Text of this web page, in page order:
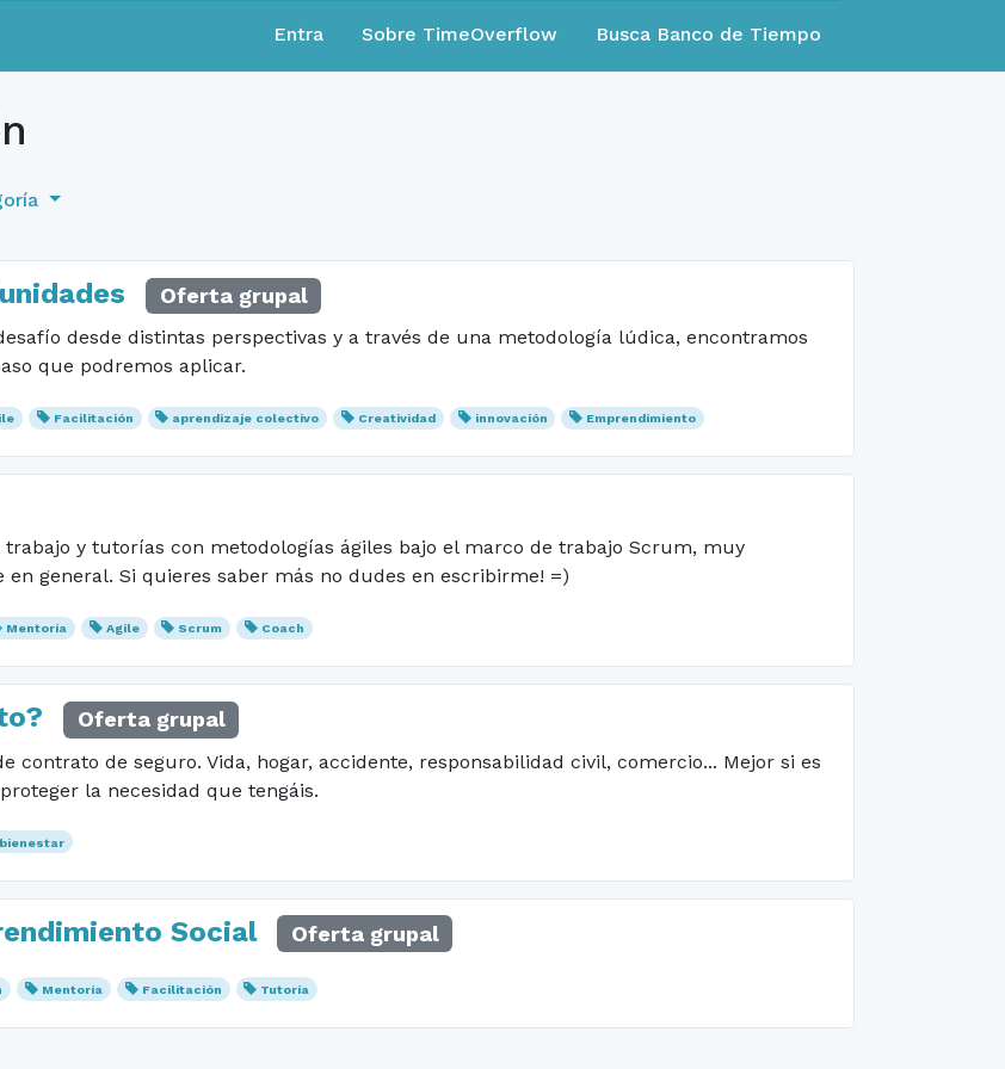
Entra Sobre TimeOverflow Busca Banco de Tiempo
Oferta grupal
desde distintas perspectivas y a través de una metodología lúdica, encontramos
que podremos aplicar.
Facilitación aprendizaje colectivo Creatividad innovación Emprendimiento
y tutorías con metodologías ágiles bajo el marco de trabajo Scrum, muy
general. Si quieres saber más no dudes en escribirme! =)
Mentoría Agile Scrum Coach
Oferta grupal
de seguro. Vida, hogar, accidente, responsabilidad civil, comercio... Mejor si es
la necesidad que tengáis.
bienestar
Social Oferta grupal
Mentoría Facilitación Tutoría